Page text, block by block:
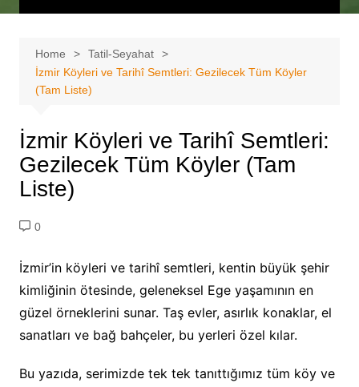
Home
Tatil-Seyahat
İzmir Köyleri ve Tarihî Semtleri: Gezilecek Tüm Köyler
(Tam Liste)
İzmir Köyleri ve Tarihî Semtleri:
Gezilecek Tüm Köyler (Tam
Liste)
0
İzmir’in köyleri ve tarihî semtleri, kentin büyük şehir
kimliğinin ötesinde, geleneksel Ege yaşamının en
güzel örneklerini sunar. Taş evler, asırlık konaklar, el
sanatları ve bağ bahçeler, bu yerleri özel kılar.
Bu yazıda, serimizde tek tek tanıttığımız tüm köy ve